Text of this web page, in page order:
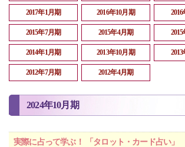
2017年1月期 2016年10月期
2015年7月期 2015年4月期
2014年1月期 2013年10月期
2012年7月期 2012年4月期
2024年10月期
実際に占って学ぶ！ 「タロット・カード占い」